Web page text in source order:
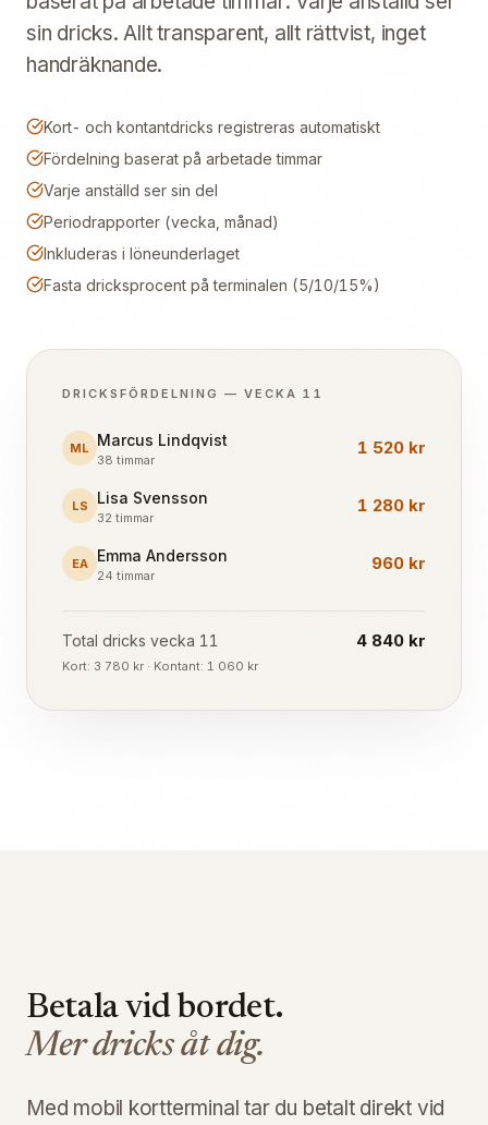
sin dricks. Allt transparent, allt rättvist, inget
handräknande.
Kort- och kontantdricks registreras automatiskt
Fördelning baserat på arbetade timmar
Varje anställd ser sin del
Periodrapporter (vecka, månad)
Inkluderas i löneunderlaget
Fasta dricksprocent på terminalen (5/10/15%)
DRICKSFÖRDELNING — VECKA 11
ML Marcus Lindqvist
38 timmar
1 520 kr
LS Lisa Svensson
32 timmar
1 280 kr
EA Emma Andersson
24 timmar
960 kr
Total dricks vecka 11 4 840 kr
Kort: 3 780 kr · Kontant: 1 060 kr
Betala vid bordet.
Mer dricks åt dig.
Med mobil kortterminal tar du betalt direkt vid